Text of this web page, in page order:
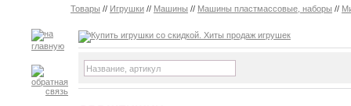
Товары // Игрушки // Машины // Машины пластмассовые, наборы //